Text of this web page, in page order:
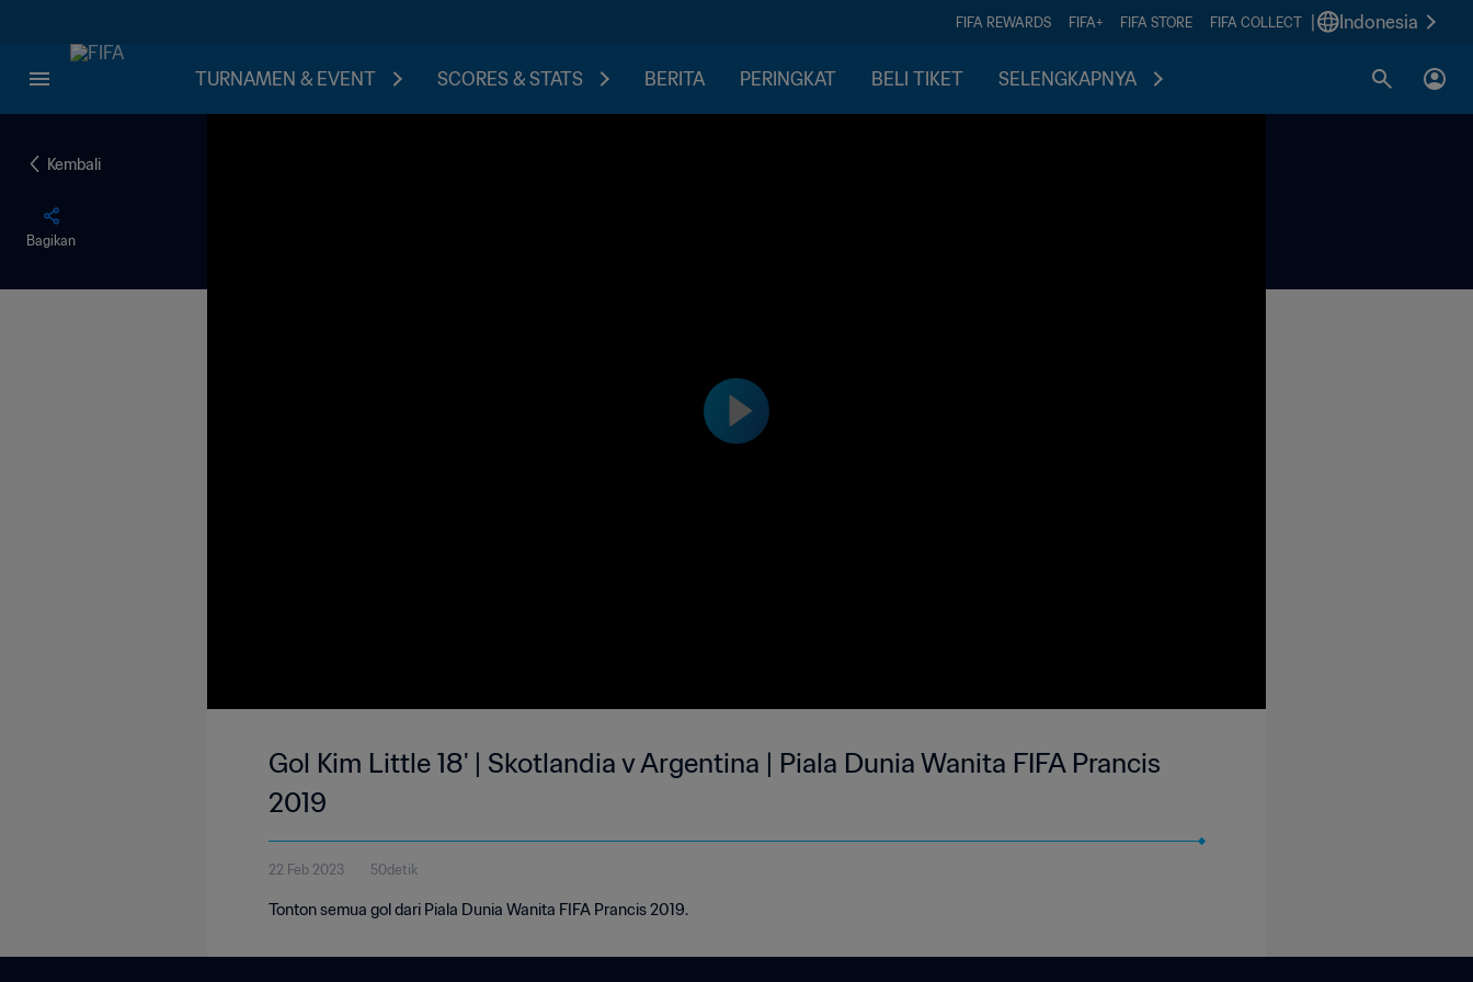
FIFA REWARDS FIFA+ FIFA STORE FIFA COLLECT Indonesia
TURNAMEN & EVENT SCORES & STATS BERITA PERINGKAT BELI TIKET SELENGKAPNYA
Kembali
Bagikan
Gol Kim Little 18' | Skotlandia v Argentina | Piala Dunia Wanita FIFA Prancis
2019
22 Feb 2023 50detik
Tonton semua gol dari Piala Dunia Wanita FIFA Prancis 2019.